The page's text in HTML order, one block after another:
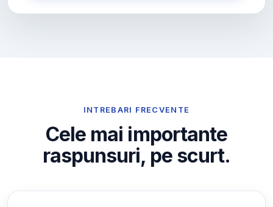
INTREBARI FRECVENTE
Cele mai importante
raspunsuri, pe scurt.